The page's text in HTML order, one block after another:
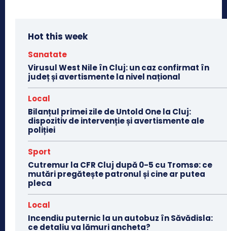
Hot this week
Sanatate
Virusul West Nile în Cluj: un caz confirmat în
județ și avertismente la nivel național
Local
Bilanțul primei zile de Untold One la Cluj:
dispozitiv de intervenție și avertismente ale
poliției
Sport
Cutremur la CFR Cluj după 0-5 cu Tromsø: ce
mutări pregătește patronul și cine ar putea
pleca
Local
Incendiu puternic la un autobuz în Săvădisla:
ce detaliu va lămuri ancheta?